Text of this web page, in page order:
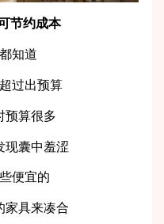
节约成本
知道
过出预算
预算很多
现囊中羞涩
便宜的
家具来凑合